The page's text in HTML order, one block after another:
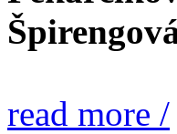
read more /